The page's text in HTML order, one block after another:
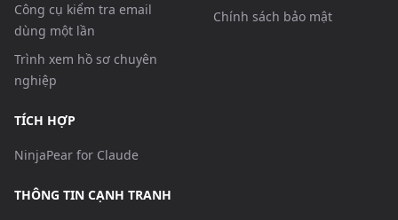
Công cụ kiểm tra email
dùng một lần
Trình xem hồ sơ chuyên
nghiệp
TÍCH HỢP
NinjaPear for Claude
THÔNG TIN CẠNH TRANH
Chính sách bảo mật